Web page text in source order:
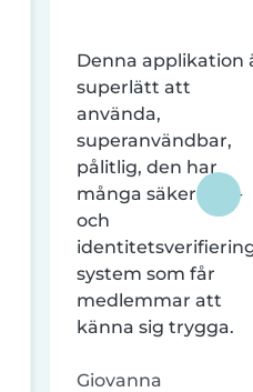
Denna applikation
superlätt att
använda,
superanvändbar,
pålitlig, den har
många säkerhets-
och
system som får
medlemmar att
känna sig trygga.
Giovanna